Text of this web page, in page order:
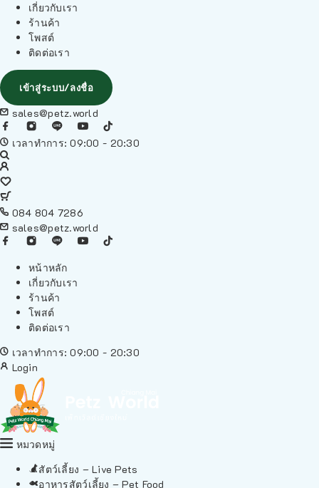
เกี่ยวกับเรา
ร้านค้า
โพสต์
ติดต่อเรา
เข้าสู่ระบบ/ลงชื่อ
sales@petz.world
เวลาทำการ: 09:00 - 20:30
084 804 7286
sales@petz.world
หน้าหลัก
เกี่ยวกับเรา
ร้านค้า
โพสต์
ติดต่อเรา
เวลาทำการ: 09:00 - 20:30
Login
หมวดหมู่
สัตว์เลี้ยง – Live Pets
อาหารสัตว์เลี้ยง – Pet Food